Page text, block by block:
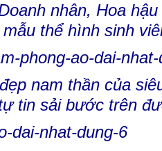
nhân, Hoa
thể hình sinh
nam thần của
tin sải bước trên